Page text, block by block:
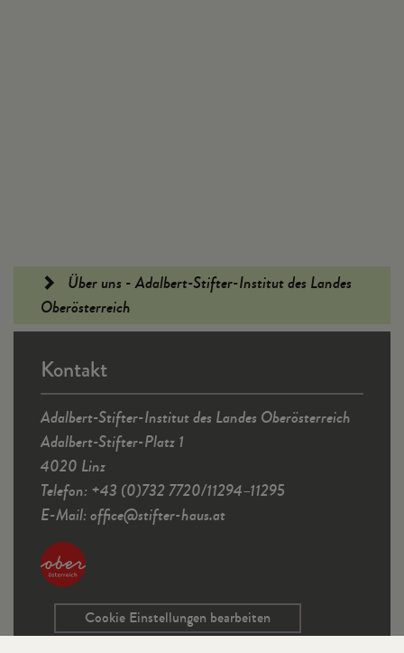
Fußleiste
Über uns - Adalbert-Stifter-Institut des Landes
Oberösterreich
Kontakt
Adalbert-Stifter-Institut des Landes Oberösterreich
Adalbert-Stifter-Platz 1
4020 Linz
Telefon: +43 (0)732 7720/11294–11295
E-Mail:office@stifter-haus.at
Cookie Einstellungen bearbeiten